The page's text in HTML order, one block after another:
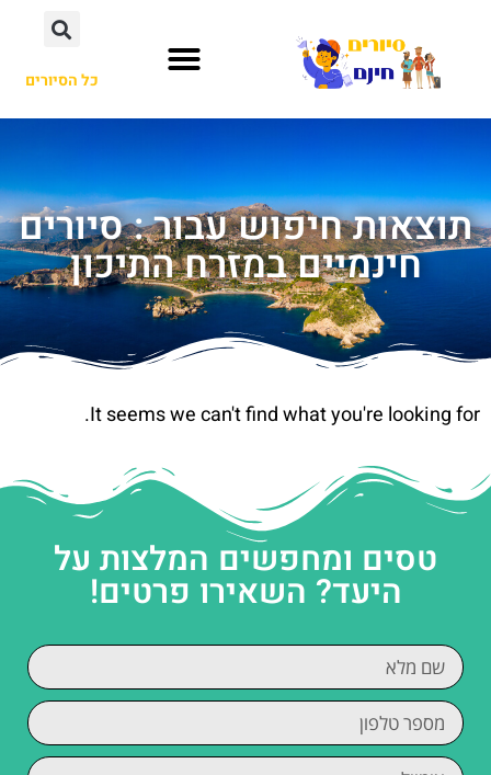
כל הסיורים
תוצאות חיפוש עבור : סיורים
חינמיים במזרח התיכון
It seems we can't find what you're looking for.
טסים ומחפשים המלצות על
היעד? השאירו פרטים!